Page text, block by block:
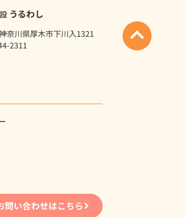
うるわし
奈川県厚木市下川入1321
2311
問い合わせはこちら